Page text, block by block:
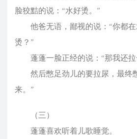
脸狡黠的说：“水好烫。”
他爸无语，鄙视的说：“你都在
烫？”
蓬蓬一脸正经的说：“那我还拉
然后憋足劲儿的要拉尿，最终
来。”
（三）
蓬蓬喜欢听着儿歌睡觉。